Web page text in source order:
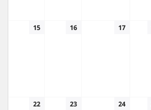
15 16 17
22 23 24